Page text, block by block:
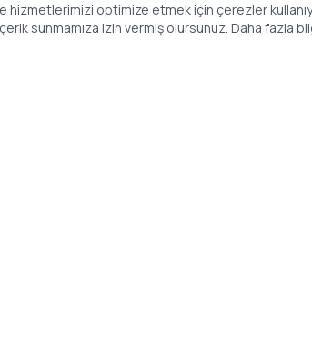
hizmetlerimizi optimize etmek için çerezler
sunmamıza izin vermiş olursunuz. Daha fazla